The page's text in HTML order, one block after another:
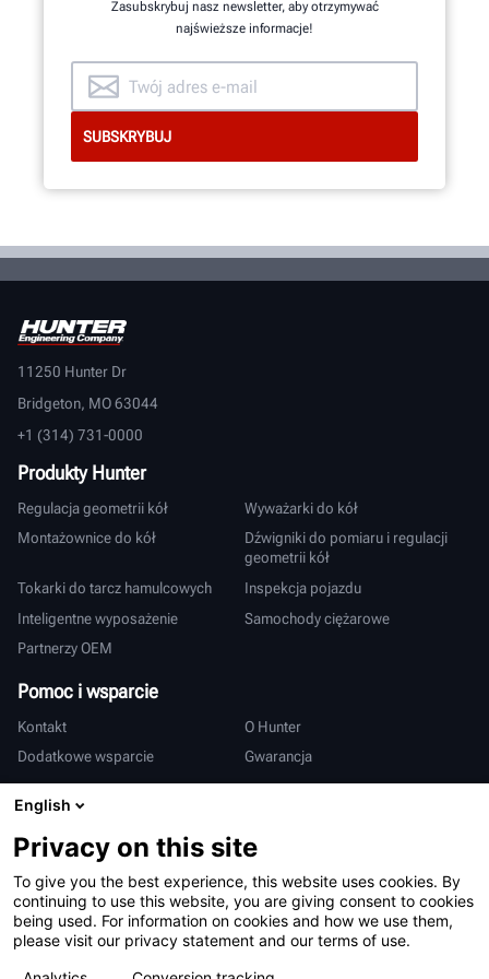
kilku miesięcy!
DOWIEDZ SIĘ WIĘCEJ
Zasubskrybuj nasz newsletter, aby otrzymywać
najświeższe informacje!
11250 Hunter Dr
Bridgeton, MO 63044
+1 (314) 731-0000
Produkty Hunter
Regulacja geometrii kół
Wyważarki do kół
Montażownice do kół
Dźwigniki do pomiaru i regulacji
geometrii kół
Tokarki do tarcz hamulcowych
Inspekcja pojazdu
Inteligentne wyposażenie
Samochody ciężarowe
Partnerzy OEM
Pomoc i wsparcie
Kontakt
O Hunter
Dodatkowe wsparcie
Gwarancja
Międzynarodowy
Sprzedaż i serwis
English
Privacy on this site
To give you the best experience, this website uses cookies. By
continuing to use this website, you are giving consent to cookies
being used. For information on cookies and how we use them,
please visit our privacy statement and our terms of use.